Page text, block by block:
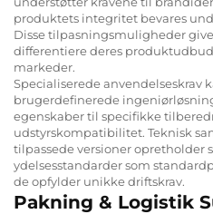
produktets integritet bevares
Disse tilpasningsmuligheder
differentiere deres
markeder.
Specialiserede anvendelseskrav
brugerdefinerede
egenskaber til specifikke
udstyrskompatibilitet. Teknisk
tilpassede versioner opretholder
ydelsesstandarder som
de opfylder unikke driftskrav.
Pakning & Logistik